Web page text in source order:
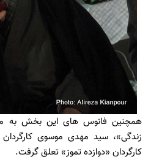
همچنین فانوس های این بخش به
زندگی»، سید مهدی موسوی
کارگردان «دوازده تموز» تعلق گرفت.